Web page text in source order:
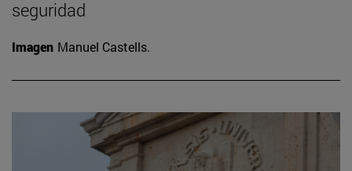
seguridad
Imagen Manuel Castells.